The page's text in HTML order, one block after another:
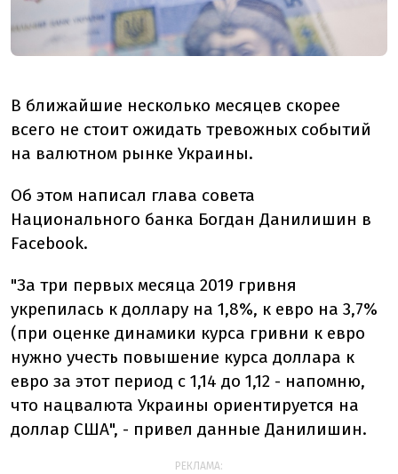
В ближайшие несколько месяцев скорее
всего не стоит ожидать тревожных событий
на валютном рынке Украины.
Об этом написал глава совета
Национального банка Богдан Данилишин в
Facebook.
"За три первых месяца 2019 гривня
укрепилась к доллару на 1,8%, к евро на 3,7%
(при оценке динамики курса гривни к евро
нужно учесть повышение курса доллара к
евро за этот период с 1,14 до 1,12 - напомню,
что нацвалюта Украины ориентируется на
доллар США", - привел данные Данилишин.
РЕКЛАМА: